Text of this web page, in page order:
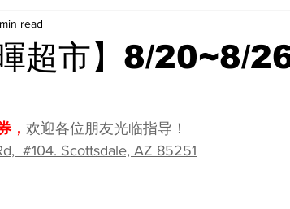
超市】8/20~8/
read
，
欢迎各位朋友‮临光‬指导！
#104. Scottsdale, AZ 85251